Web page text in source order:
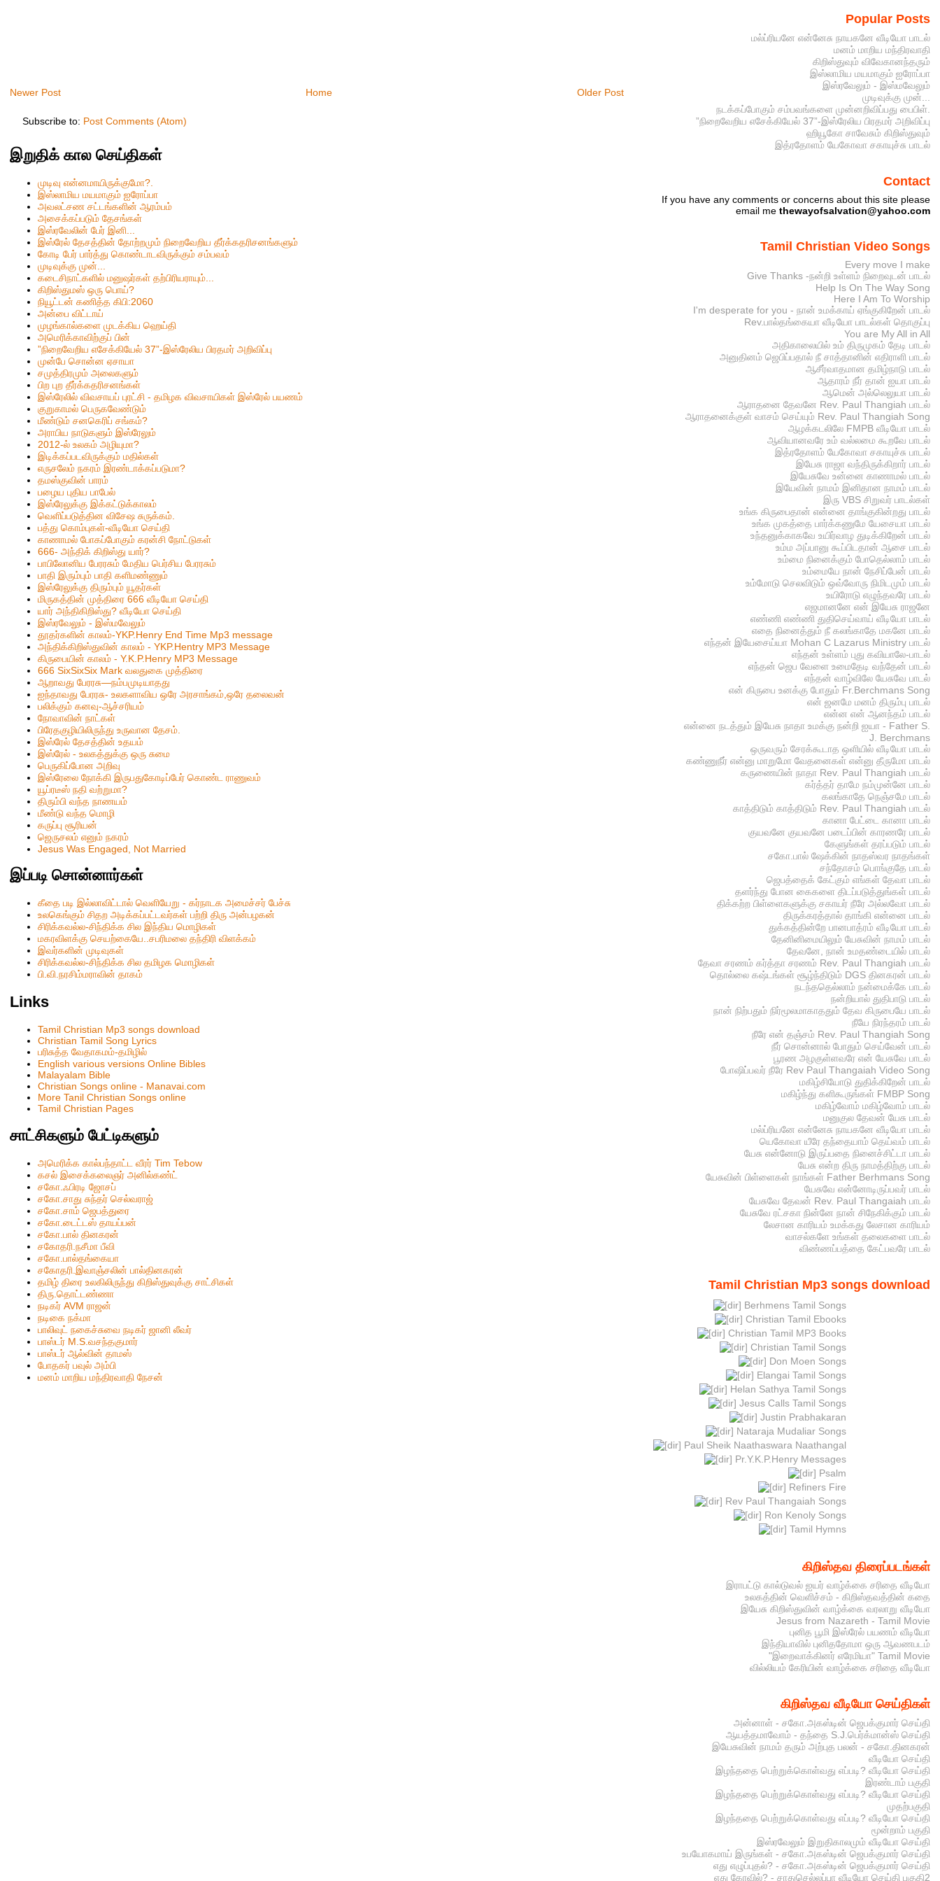
Newer Post Older Post
Home
Subscribe to: Post Comments (Atom)
இறுதிக் கால செய்திகள்
முடிவு என்னமாயிருக்குமோ?.
இஸ்லாமிய மயமாகும் ஐரோப்பா
அவலட்சண சட்டங்களின் ஆரம்பம்
அசைக்கப்படும் தேசங்கள்
இஸ்ரவேலின் பேர் இனி...
இஸ்ரேல் தேசத்தின் தோற்றமும் நிறைவேறிய தீர்க்கதரிசனங்களும்
கோடி பேர் பார்த்து கொண்டாடவிருக்கும் சம்பவம்
முடிவுக்கு முன்...
கடைசிநாட்களில் மனுஷர்கள் தற்பிரியராயும்...
கிறிஸ்தும‌ஸ் ஒரு பொய்?
நியூட்டன் கணித்த கிபி:2060
அன்பை விட்டாய்
முழங்கால்களை முடக்கிய ஹெய்தி
அமெரிக்காவிற்குப் பின்
”நிறைவேறிய எசேக்கியேல் 37”-இஸ்ரேலிய பிரதமர் அறிவிப்பு
முன்பே சொன்ன ஏசாயா
சமுத்திரமும் அலைகளும்
பிற புற தீர்க்கதரிசனங்கள்
இஸ்ரேலில் விவசாயப் புரட்சி - தமிழக விவசாயிகள் இஸ்ரேல் பயணம்
குறுகாமல் பெருகவேண்டும்
மீண்டும் சனகெரிப் சங்கம்?
அராபிய நாடுகளும் இஸ்ரேலும்
2012-ல் உலகம் அழியுமா?
இடிக்கப்படவிருக்கும் மதில்கள்
எருசலேம் நகரம் இரண்டாக்கப்படுமா?
தமஸ்குவின் பாரம்
பழைய புதிய பாபேல்
இஸ்ரேலுக்கு இக்கட்டுக்காலம்
வெளிப்படுத்தின விசேஷ சுருக்கம்.
பத்து கொம்புகள்-வீடியோ செய்தி
காணாமல் போகப்போகும் கரன்சி நோட்டுகள்
666- அந்திக் கிறிஸ்து யார்?
பாபிலோனிய பேரரசும் மேதிய பெர்சிய பேரரசும்
பாதி இரும்பும் பாதி களிமண்ணும்
இஸ்ரேலுக்கு திரும்பும் யூதர்கள்
மிருகத்தின் முத்திரை 666 வீடியோ செய்தி
யார் அந்திகிறிஸ்து? வீடியோ செய்தி
இஸ்ரவேலும் - இஸ்மவேலும்
தூதர்களின் காலம்-YKP.Henry End Time Mp3 message
அந்திக்கிறிஸ்துவின் காலம் - YKP.Hentry MP3 Message
கிருபையின் காலம் - Y.K.P.Henry MP3 Message
666 SixSixSix Mark வலதுகை முத்திரை
ஆறாவது பேரரசு—நம்பமுடியாதது
ஐந்தாவது பேரரசு- உலகளாவிய ஒரே அரசாங்கம்,ஒரே தலைவன்
பலிக்கும் கனவு-ஆச்சரியம்
நோவாவின் நாட்கள்
பிரேதகுழியிலிருந்து உருவான தேசம்.
இஸ்ரேல் தேசத்தின் உதயம்
இஸ்ரேல் - உலகத்துக்கு ஒரு சுமை
பெருகிப்போன அறிவு
இஸ்ரேலை நோக்கி இருபதுகோடிப்பேர் கொண்ட ராணுவம்
யூப்ரடீஸ் நதி வற்றுமா?
திரும்பி வந்த நாணயம்
மீண்டு வந்த மொழி
கருப்பு சூரியன்
ஜெருசலம் எனும் நகரம்
Jesus Was Engaged, Not Married
இப்படி சொன்னார்கள்
கீதை படி இல்லாவிட்டால் வெளியேறு - கர்நாடக அமைச்சர் பேச்சு
உலகெங்கும் சிதற அடிக்கப்பட்டவர்கள் பற்றி திரு அன்பழகன்
சிரிக்கவல்ல-சிந்திக்க சில இந்திய மொழிகள்
மகரவிளக்கு செயற்கையே..சபரிமலை தந்திரி விளக்கம்
இவர்களின் முடிவுகள்
சிரிக்கவல்ல-சிந்திக்க சில தமிழக மொழிகள்
பி.வி.நரசிம்மராவின் தாகம்
Links
Tamil Christian Mp3 songs download
Christian Tamil Song Lyrics
பரிசுத்த வேதாகமம்-தமிழில்
English various versions Online Bibles
Malayalam Bible
Christian Songs online - Manavai.com
More Tanil Christian Songs online
Tamil Christian Pages
சாட்சிகளும் பேட்டிகளும்
அமெரிக்க கால்பந்தாட்ட வீரர் Tim Tebow
கசல் இசைக்கலைஞர் அனில்கண்ட்
சகோ.ஃபிரடி ஜோசப்
சகோ.சாது சுந்தர் செல்வராஜ்
சகோ.சாம் ஜெபத்துரை
சகோ.டைட்டஸ் தாயப்பன்
சகோ.பால் தினகரன்
சகோதரி.நசீமா பீவி
ச‌கோ.பால்த‌ங்கையா
ச‌கோதரி.இவாஞ்சலின் பால்தின‌க‌ர‌ன்
தமிழ் திரை உலகிலிருந்து கிறிஸ்துவுக்கு சாட்சிகள்
திரு.தொட்டண்ணா
நடிகர் AVM ராஜன்
நடிகை நக்மா
பாலிவுட் நகைச்சுவை நடிகர் ஜானி லீவர்
பாஸ்டர் M.S.வசந்தகுமார்
பாஸ்டர் ஆல்வின் தாமஸ்
போதகர் பவுல் அம்பி
மனம் மாறிய மந்திரவாதி நேசன்
Popular Posts
மல்ப்ரியனே என்னேசு நாயகனே வீடியோ பாடல்
மனம் மாறிய மந்திரவாதி
கிறிஸ்துவும் விவேகானந்தரும்
இஸ்லாமிய மயமாகும் ஐரோப்பா
இஸ்ரவேலும் - இஸ்மவேலும்
முடிவுக்கு முன்...
நடக்கப்போகும் சம்பவங்களை முன்னறிவிப்பது பைபிள்.
”நிறைவேறிய எசேக்கியேல் 37”-இஸ்ரேலிய பிரதமர் அறிவிப்பு
ஹியூகோ சாவேசும் கிறிஸ்துவும்
இத்ரதோளம் யேகோவா சகாயுச்சு பாடல்
Contact
If you have any comments or concerns about this site please
email me thewayofsalvation@yahoo.com
Tamil Christian Video Songs
Every move I make
Give Thanks -நன்றி உள்ளம் நிறைவுடன் பாடல்
Help Is On The Way Song
Here I Am To Worship
I'm desperate for you - நான் உமக்காய் ஏங்குகிறேன் பாடல்
Rev.பால்தங்கையா வீடியோ பாடல்கள் தொகுப்பு
You are My All in All
அதிகாலையில் உம் திருமுகம் தேடி பாடல்
அனுதினம் ஜெபிப்பதால் நீ சாத்தானின் எதிராளி பாடல்
ஆசீர்வாதமான தமிழ்நாடு பாடல்
ஆதாரம் நீர் தான் ஐயா பாடல்
ஆமென் அல்லெலுயா பாடல்
ஆராதனை தேவனே Rev. Paul Thangiah பாடல்
ஆராதனைக்குள் வாசம் செய்யும் Rev. Paul Thangiah Song
ஆழக்கடலிலே FMPB வீடியோ பாடல்
ஆவியானவரே உம் வல்லமை கூறவே பாடல்
இத்ரதோளம் யேகோவா சகாயுச்சு பாடல்
இயேசு ராஜா வந்திருக்கிறார் பாடல்
இயேசுவே உன்னை காணாமல் பாடல்
இயேவின் நாமம் இனிதான நாமம் பாடல்
இரு VBS சிறுவர் பாடல்கள்
உங்க கிருபைதான் என்னை தாங்குகின்றது பாடல்
உங்க முகத்தை பார்க்கணுமே யேசையா பாடல்
உந்தனுக்காகவே உயிர்வாழ துடிக்கிறேன் பாடல்
உம்ம அப்பானு கூப்பிடதான் ஆசை பாடல்
உம்மை நினைக்கும் போதெல்லாம் பாடல்
உம்மையே நான் நேசிப்பேன் பாடல்
உம்மோடு செலவிடும் ஒவ்வோரு நிமிடமும் பாடல்
உயிரோடு எழுந்தவரே பாடல்
எஜமானனே என் இயேசு ராஜனே
எண்ணி எண்ணி துதிசெய்வாய் வீடியோ பாடல்
எதை நினைத்தும் நீ கலங்காதே மகனே பாடல்
எந்தன் இயேசைய்யா Mohan C Lazarus Ministry பாடல்
எந்தன் உள்ளம் புது கவியாலே-பாடல்
எந்தன் ஜெப வேளை உமைதேடி வந்தேன் பாடல்
எந்தன் வாழ்விலே யேசுவே பாடல்
என் கிருபை உனக்கு போதும் Fr.Berchmans Song
என் ஜனமே மனம் திரும்பு பாடல்
என்ன என் ஆனந்தம் பாடல்
என்னை நடத்தும் இயேசு நாதா உமக்கு நன்றி ஐயா - Father S.
J. Berchmans
ஒருவரும் சேரக்கூடாத ஒளியில் வீடியோ பாடல்
கண்ணுநீர் என்னு மாறுமோ வேதனைகள் என்னு தீருமோ பாடல்
கருணையின் நாதா Rev. Paul Thangiah பாடல்
கர்த்தர் தாமே நம்முன்னே பாடல்
கலங்காதே நெஞ்சமே பாடல்
காத்திடும் காத்திடும் Rev. Paul Thangiah பாடல்
கானா பேட்டை கானா பாடல்
குயவனே குயவனே படைப்பின் காரணரே பாடல்
கேளுங்கள் தரப்படும் பாடல்
சகோ.பால் ஷேக்கின் நாதஸ்வர நாதங்கள்
சந்தோசம் பொங்குதே பாடல்
ஜெபத்தைக் கேட்கும் எங்கள் தேவா பாடல்
தளர்ந்து போன கைகளை திடப்படுத்துங்கள் பாடல்
திக்கற்ற பிள்ளைகளுக்கு சகாயர் நீரே அல்லவோ பாடல்
திருக்கரத்தால் தாங்கி என்னை பாடல்
துக்கத்தின்றே பானபாத்ரம் வீடியோ பாடல்
தேனினிமையிலும் யேசுவின் நாமம் பாடல்
தேவனே, நான் உமதண்டையில் பாடல்
தேவா சரணம் கர்த்தா சரணம் Rev. Paul Thangiah பாடல்
தொல்லை கஷ்டங்கள் சூழ்ந்திடும் DGS தினகரன் பாடல்
நடந்ததெல்லாம் நன்மைக்கே பாடல்
நன்றியால் துதிபாடு பாடல்
நான் நிற்பதும் நிர்மூலமாகாததும் தேவ கிருபையே பாடல்
நீயே நிரந்தரம் பாடல்
நீரே என் தஞ்சம் Rev. Paul Thangiah Song
நீர் சொன்னால் போதும் செய்வேன் பாடல்
பூரண அழகுள்ளவரே என் யேசுவே பாடல்
போஷிப்பவர் நீரே Rev Paul Thangaiah Video Song
மகிழ்சியோடு துதிக்கிறேன் பாடல்
மகிழ்ந்து களிகூருங்கள் FMBP Song
மகிழ்வோம் மகிழ்வோம் பாடல்
மனுகுல தேவன் யேசு பாடல்
மல்ப்ரியனே என்னேசு நாயகனே வீடியோ பாடல்
யெகோவா யீரே தந்தையாம் தெய்வம் பாடல்
யேசு என்னோடு இருப்பதை நினைச்சிட்டா பாடல்
யேசு என்ற திரு நாமத்திற்கு பாடல்
யேசுவின் பிள்ளைகள் நாங்கள் Father Berhmans Song
யேசுவே என்னோடிருப்பவர் பாடல்
யேசுவே தேவன் Rev. Paul Thangaiah பாடல்
யேசுவே ரட்சகா நின்னே நான் சிநேகிக்கும் பாடல்
லேசான காரியம் உமக்கது லேசான காரியம்
வாசல்களே உங்கள் தலைகளை பாடல்
விண்ணப்பத்தை கேட்பவரே பாடல்
Tamil Christian Mp3 songs download
Berhmens Tamil Songs
Christian Tamil Ebooks
Christian Tamil MP3 Books
Christian Tamil Songs
Don Moen Songs
Elangai Tamil Songs
Helan Sathya Tamil Songs
Jesus Calls Tamil Songs
Justin Prabhakaran
Nataraja Mudaliar Songs
Paul Sheik Naathaswara Naathangal
Pr.Y.K.P.Henry Messages
Psalm
Refiners Fire
Rev Paul Thangaiah Songs
Ron Kenoly Songs
Tamil Hymns
கிறிஸ்தவ திரைப்படங்கள்
இராபட்டு கால்டுவல் ஐயர் வாழ்க்கை சரிதை வீடியோ
உலகத்தின் வெளிச்சம் - கிறிஸ்தவத்தின் கதை
இயேசு கிறிஸ்துவின் வாழ்க்கை வரலாறு வீடியோ
Jesus from Nazareth - Tamil Movie
புனித பூமி இஸ்ரேல் பயணம் வீடியோ
இந்தியாவில் புனிததோமா ஒரு ஆவணபடம்
"இறைவாக்கினர் எரேமியா" Tamil Movie
வில்லியம் கேரியின் வாழ்க்கை சரிதை வீடியோ
கிறிஸ்தவ வீடியோ செய்திகள்
அன்னாள் - சகோ.அகஸ்டின் ஜெபக்குமார் செய்தி
ஆயத்தமாவோம் - தந்தை S.J.பெர்க்மான்ஸ் செய்தி
இயேசுவின் நாமம் தரும் அற்புத பலன் - சகோ.தினகரன்
வீடியோ செய்தி
இழந்ததை பெற்றுக்கொள்வது எப்படி? வீடியோ செய்தி
இரண்டாம் பகுதி
இழந்ததை பெற்றுக்கொள்வது எப்படி? வீடியோ செய்தி
முதற்பகுதி
இழந்ததை பெற்றுக்கொள்வது எப்படி? வீடியோ செய்தி
மூன்றாம் பகுதி
இஸ்ரவேலும் இறுதிகாலமும் வீடியோ செய்தி
உபயோகமாய் இருங்கள் - சகோ.அகஸ்டின் ஜெபக்குமார் செய்தி
எது எழுப்புதல்? - சகோ.அகஸ்டின் ஜெபக்குமார் செய்தி
எது கோவில்? - சாதுசெல்லப்பா வீடியோ செய்தி பகுதி2